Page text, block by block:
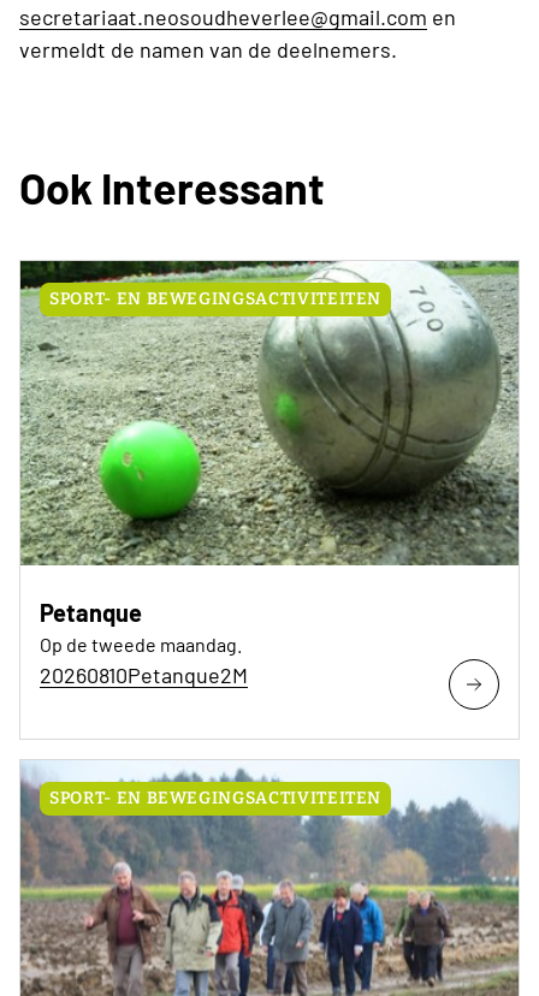
secretariaat.neosoudheverlee@gmail.com en
vermeldt de namen van de deelnemers.
Ook Interessant
SPORT- EN BEWEGINGSACTIVITEITEN
Petanque
Op de tweede maandag.
20260810Petanque2M
SPORT- EN BEWEGINGSACTIVITEITEN